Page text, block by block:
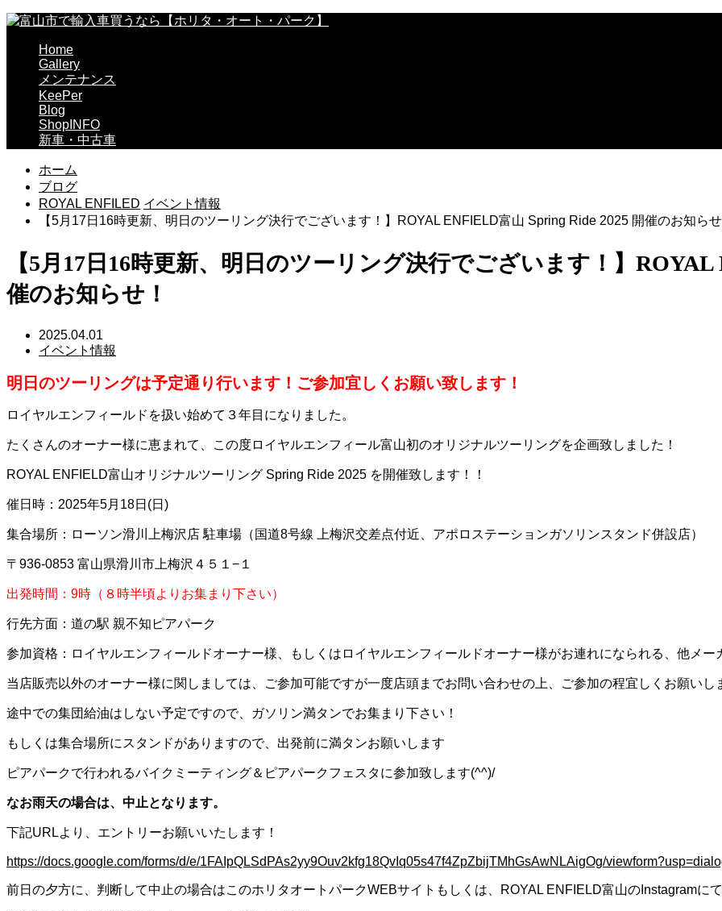
Home
Gallery
メンテナンス
KeePer
Blog
ShopINFO
新車・中古車
ホーム
ブログ
ROYAL ENFILED イベント情報
【5月17日16時更新、明日のツーリング決行でございます！】ROYAL ENFIELD富山 Spring Ride 2025 開催のお知らせ
【5月17日16時更新、明日のツーリング決行でございます！】
催のお知らせ！
2025.04.01
イベント情報
明日のツーリングは予定通り行います！ご参加宜しくお願い致します！
ロイヤルエンフィールドを扱い始めて３年目になりました。
たくさんのオーナー様に恵まれて、この度ロイヤルエンフィール富山初のオリジナルツーリングを企画致しました！
ROYAL ENFIELD富山オリジナルツーリング Spring Ride 2025 を開催致します！！
催日時：2025年5月18日(日)
集合場所：ローソン滑川上梅沢店 駐車場（国道8号線 上梅沢交差点付近、アポロステーションガソリンスタンド併設店）
〒936-0853 富山県滑川市上梅沢４５１−１
出発時間：9時（８時半頃よりお集まり下さい）
行先方面：道の駅 親不知ピアパーク
参加資格：ロイヤルエンフィールドオーナー様、もしくはロイヤルエンフィールドオーナー様がお連れになられる、他メー
当店販売以外のオーナー様に関しましては、ご参加可能ですが一度店頭までお問い合わせの上、ご参加の程宜しくお願いし
途中での集団給油はしない予定ですので、ガソリン満タンでお集まり下さい！
もしくは集合場所にスタンドがありますので、出発前に満タンお願いします
ピアパークで行われるバイクミーティング＆ピアパークフェスタに参加致します(^^)/
なお雨天の場合は、中止となります。
下記URLより、エントリーお願いいたします！
https://docs.google.com/forms/d/e/1FAIpQLSdPAs2yy9Ouv2kfg18QvIq05s47f4ZpZbijTMhGsAwNLAigOg/
前日の夕方に、判断して中止の場合はこのホリタオートパークWEBサイトもしくは、ROYAL ENFIELD富山のInstagramにて